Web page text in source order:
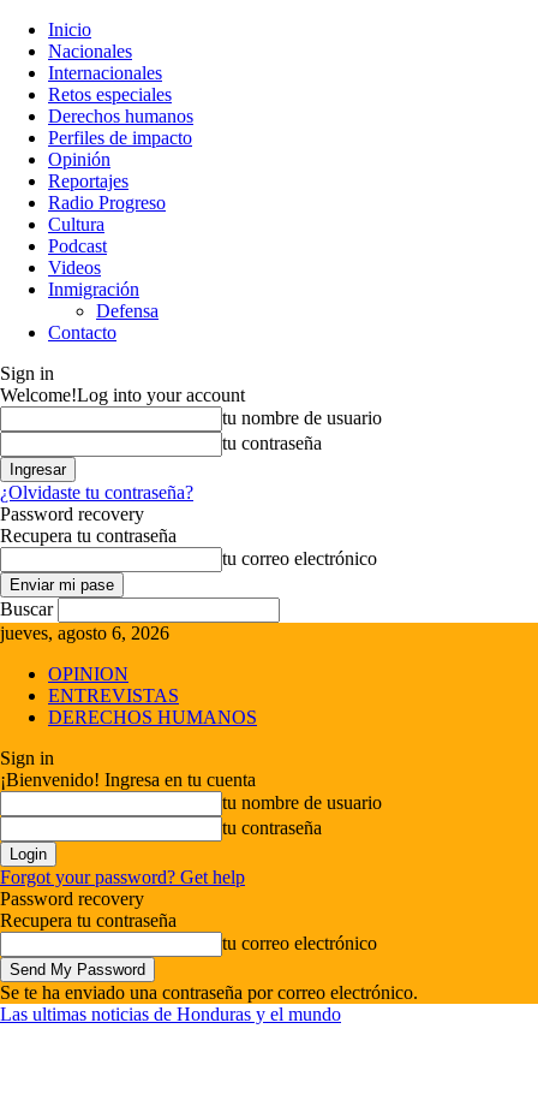
Inicio
Nacionales
Internacionales
Retos especiales
Derechos humanos
Perfiles de impacto
Opinión
Reportajes
Radio Progreso
Cultura
Podcast
Videos
Inmigración
Defensa
Contacto
Sign in
Welcome!Log into your account
tu nombre de usuario
tu contraseña
¿Olvidaste tu contraseña?
Password recovery
Recupera tu contraseña
tu correo electrónico
Buscar
jueves, agosto 6, 2026
OPINION
ENTREVISTAS
DERECHOS HUMANOS
Sign in
¡Bienvenido! Ingresa en tu cuenta
tu nombre de usuario
tu contraseña
Forgot your password? Get help
Password recovery
Recupera tu contraseña
tu correo electrónico
Se te ha enviado una contraseña por correo electrónico.
Las ultimas noticias de Honduras y el mundo